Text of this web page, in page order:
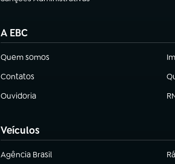
(abre em nova aba)
A EBC
Quem somos
(abre em nova aba)
Contatos
(abre em nova aba)
Ouvidoria
(abre em nova aba)
Veículos
Agência Brasil
(abre em nova aba)